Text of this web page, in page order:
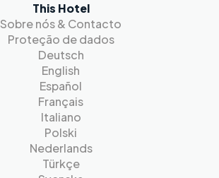
This Hotel
Sobre nós & Contacto
Proteção de dados
Deutsch
English
Español
Français
Italiano
Polski
Nederlands
Türkçe